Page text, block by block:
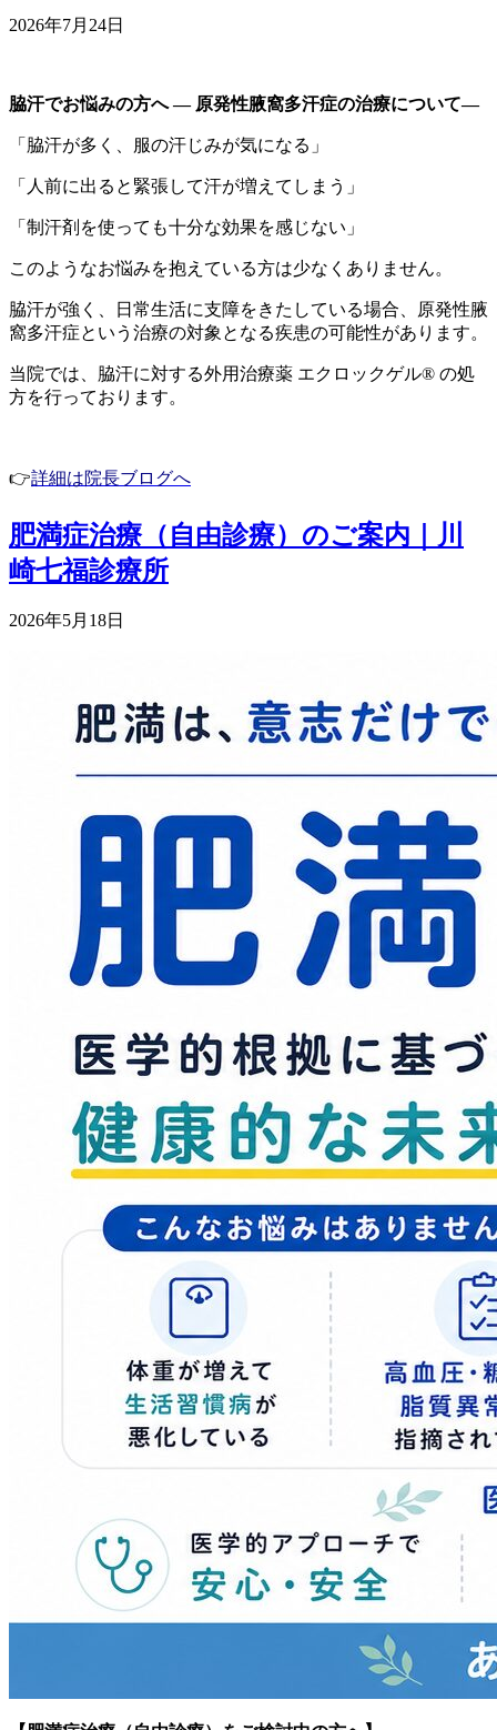
2026年7月24日
脇汗でお悩みの方へ ― 原発性腋窩多汗症の治療について―
「脇汗が多く、服の汗じみが気になる」
「人前に出ると緊張して汗が増えてしまう」
「制汗剤を使っても十分な効果を感じない」
このようなお悩みを抱えている方は少なくありません。
脇汗が強く、日常生活に支障をきたしている場合、原発性腋
窩多汗症という治療の対象となる疾患の可能性があります。
当院では、脇汗に対する外用治療薬 エクロックゲル® の処
方を行っております。
👉詳細は院長ブログへ
肥満症治療（自由診療）のご案内｜川
崎七福診療所
2026年5月18日